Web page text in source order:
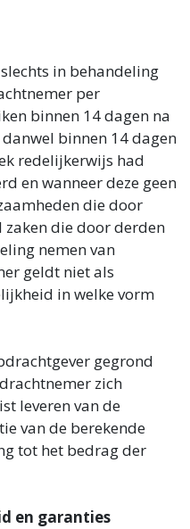
in behandeling
per
binnen 14 dagen na
binnen 14 dagen
redelijkerwijs had
en wanneer deze geen
die door
die door derden
nemen van
geldt niet als
in welke vorm
gegrond
zich
leveren van de
van de berekende
tot het bedrag der
en garanties